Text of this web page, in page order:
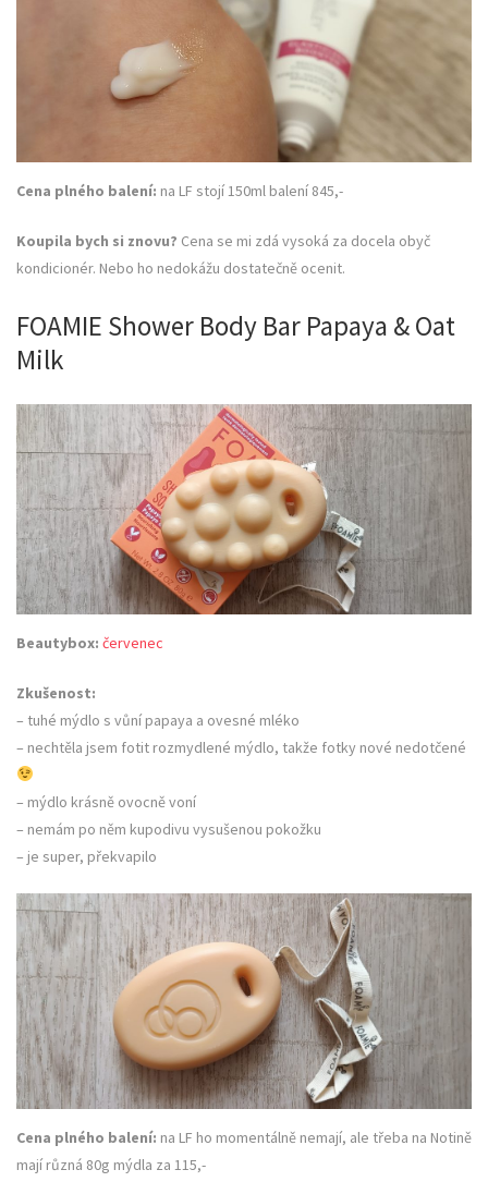
Cena plného balení: na LF stojí 150ml balení 845,-
Koupila bych si znovu? Cena se mi zdá vysoká za docela obyč
kondicionér. Nebo ho nedokážu dostatečně ocenit.
FOAMIE Shower Body Bar Papaya & Oat
Milk
Beautybox: červenec
Zkušenost:
– tuhé mýdlo s vůní papaya a ovesné mléko
– nechtěla jsem fotit rozmydlené mýdlo, takže fotky nové nedotčené
– mýdlo krásně ovocně voní
– nemám po něm kupodivu vysušenou pokožku
– je super, překvapilo
Cena plného balení: na LF ho momentálně nemají, ale třeba na Notině
mají různá 80g mýdla za 115,-